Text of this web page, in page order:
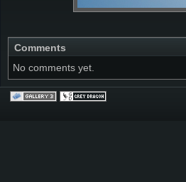
Comments
No comments yet.